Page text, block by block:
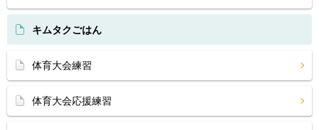
キムタクごはん
体育大会練習
体育大会応援練習